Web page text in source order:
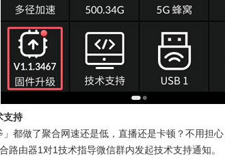
支持
」都做了聚合网速还是低，直播还是卡顿？不用担
路由器1 对1技术指导微信群内发起技术支持通知。